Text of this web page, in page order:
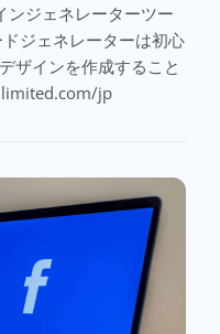
ンジェネレーターツー
ジェネレーターは初心
ザインを作成すること
jp